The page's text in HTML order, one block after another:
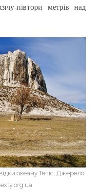
півтори метрів над
океану Тетіс. Джерело